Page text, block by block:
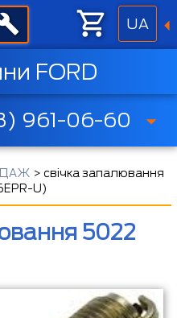
UA
FORD
961-06-60
> свічка запалювання
U)
5022